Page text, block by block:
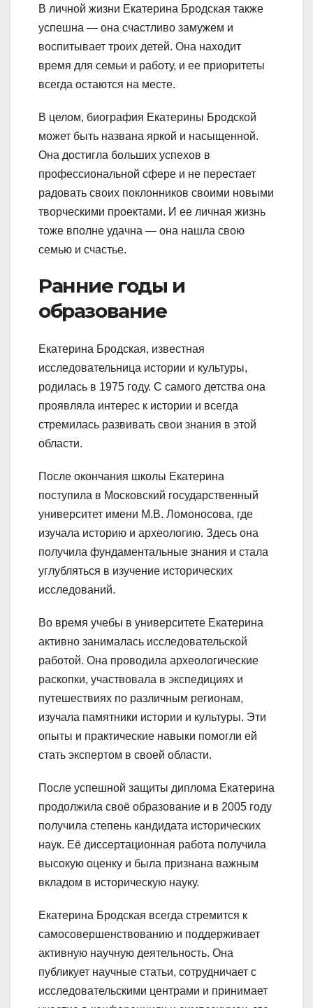
В личной жизни Екатерина Бродская также
успешна — она счастливо замужем и
воспитывает троих детей. Она находит
время для семьи и работу, и ее приоритеты
всегда остаются на месте.
В целом, биография Екатерины Бродской
может быть названа яркой и насыщенной.
Она достигла больших успехов в
профессиональной сфере и не перестает
радовать своих поклонников своими новыми
творческими проектами. И ее личная жизнь
тоже вполне удачна — она нашла свою
семью и счастье.
Ранние годы и
образование
Екатерина Бродская, известная
исследовательница истории и культуры,
родилась в 1975 году. С самого детства она
проявляла интерес к истории и всегда
стремилась развивать свои знания в этой
области.
После окончания школы Екатерина
поступила в Московский государственный
университет имени М.В. Ломоносова, где
изучала историю и археологию. Здесь она
получила фундаментальные знания и стала
углубляться в изучение исторических
исследований.
Во время учебы в университете Екатерина
активно занималась исследовательской
работой. Она проводила археологические
раскопки, участвовала в экспедициях и
путешествиях по различным регионам,
изучала памятники истории и культуры. Эти
опыты и практические навыки помогли ей
стать экспертом в своей области.
После успешной защиты диплома Екатерина
продолжила своё образование и в 2005 году
получила степень кандидата исторических
наук. Её диссертационная работа получила
высокую оценку и была признана важным
вкладом в историческую науку.
Екатерина Бродская всегда стремится к
самосовершенствованию и поддерживает
активную научную деятельность. Она
публикует научные статьи, сотрудничает с
исследовательскими центрами и принимает